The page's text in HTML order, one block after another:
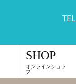
TEL
SHOP
オンラインショッ
プ